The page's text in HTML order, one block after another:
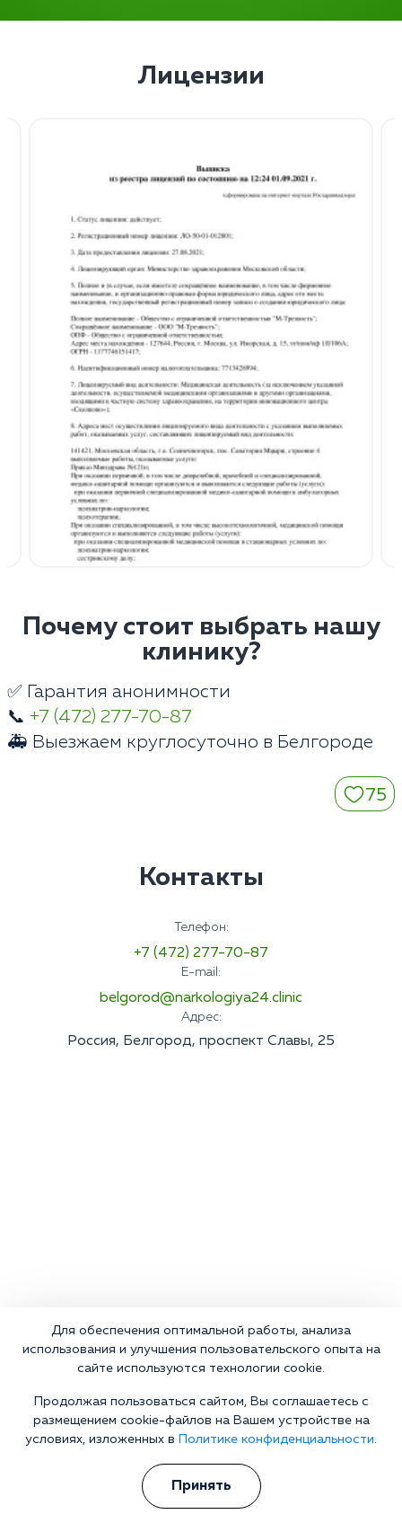
Лицензии
Почему стоит выбрать нашу
клинику?
✅ Гарантия анонимности
📞 +7 (472) 277-70-87
🚑 Выезжаем круглосуточно в Белгороде
75
Контакты
Телефон:
+7 (472) 277-70-87
E-mail:
belgorod@narkologiya24.clinic
Адрес:
Россия, Белгород, проспект Славы, 25
Что делать сейчас?
Мы знаем всю глубину проблемы и знаем, как Вам помочь.
Для обеспечения оптимальной работы, анализа
использования и улучшения пользовательского опыта на
сайте используются технологии cookie.
Продолжая пользоваться сайтом, Вы соглашаетесь с
размещением cookie-файлов на Вашем устройстве на
условиях, изложенных в
Политике конфиденциальности.
Принять